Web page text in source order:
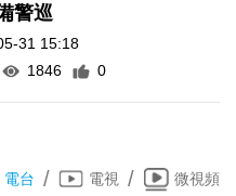
警巡
31 15:18
1846 0
電台 / 電視 / 微視頻